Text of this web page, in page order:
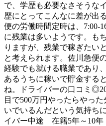
で、学歴も必要なさそうな
歴にとってこんなに差が出
便の労働時間定時は、7:00-
に残業は多いようです。も
りますが、残業で稼ぎたい
と考えられます。佐川急便
経験でも就ける職業であり
あるうちに稼いで貯金する
ね。ドライバーの口コミ
目で500万円やったらやっ
いでいるんだという気持ち
イバー中途 在籍5年～10